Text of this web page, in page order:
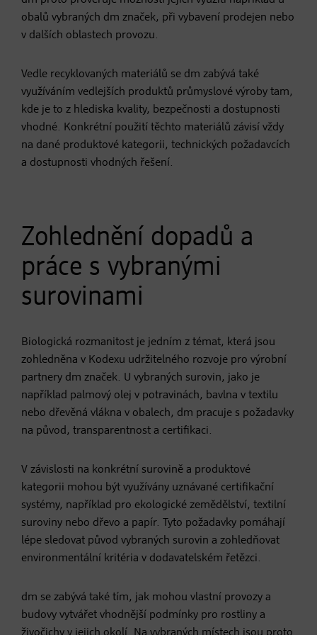
obalů vybraných dm značek, při vybavení prodejen nebo
v dalších oblastech provozu.
Vedle recyklovaných materiálů se dm zabývá také
využíváním vedlejších produktů průmyslové výroby tam,
kde je to z hlediska kvality, bezpečnosti a dostupnosti
vhodné. Konkrétní použití těchto materiálů závisí vždy
na dané produktové kategorii, technických požadavcích
a dostupnosti vhodných řešení.
Zohlednění dopadů a
práce s vybranými
surovinami
Biologická rozmanitost je jedním z témat, která jsou
zohledněna v Kodexu udržitelného rozvoje pro výrobní
partnery dm značek. U vybraných surovin, jako je
například palmový olej v potravinách, bavlna v textilu
nebo dřevěná vlákna v obalech, dm pracuje s požadavky
na původ, transparentnost a certifikaci.
V závislosti na konkrétní surovině a produktové
kategorii mohou být využívány uznávané certifikační
systémy, například pro ekologické zemědělství, textilní
suroviny nebo dřevo a papír. Tyto požadavky pomáhají
lépe sledovat původ vybraných surovin a zohledňovat
environmentální kritéria v dodavatelském řetězci.
dm se zabývá také tím, jak mohou vlastní provozy a
budovy vytvářet vhodnější podmínky pro rostliny a